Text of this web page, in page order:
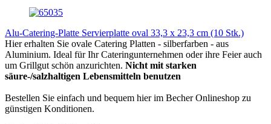
Alu-Catering-Platte Servierplatte oval 33,3 x 23,3 cm (10 Stk.)
Hier erhalten Sie ovale Catering Platten - silberfarben - aus
Aluminium. Ideal für Ihr Cateringunternehmen oder ihre Feier auch
um Grillgut schön anzurichten. Nicht mit starken
säure-/salzhaltigen Lebensmitteln benutzen
Bestellen Sie einfach und bequem hier im Becher Onlineshop zu
günstigen Konditionen.